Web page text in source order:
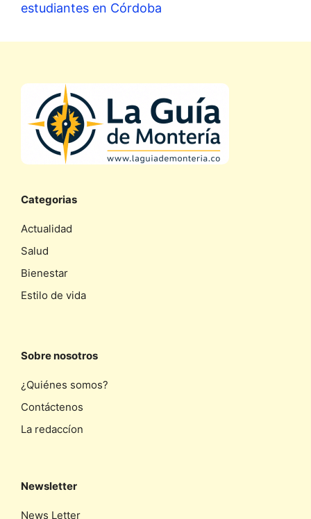
estudiantes en Córdoba
Categorias
Actualidad
Salud
Bienestar
Estilo de vida
Sobre nosotros
¿Quiénes somos?
Contáctenos
La redaccíon
Newsletter
News Letter